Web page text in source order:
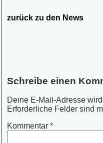
zurück zu den News
Schreibe einen
Deine E-Mail-Adresse
Erforderliche Felder sind
Kommentar *